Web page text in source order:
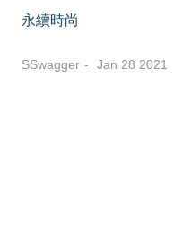
永續時尚
SSwagger Jan 28 2021